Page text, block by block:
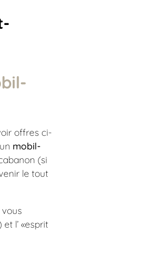
offres ci-
mobil-
(si
le tout
l’ «esprit